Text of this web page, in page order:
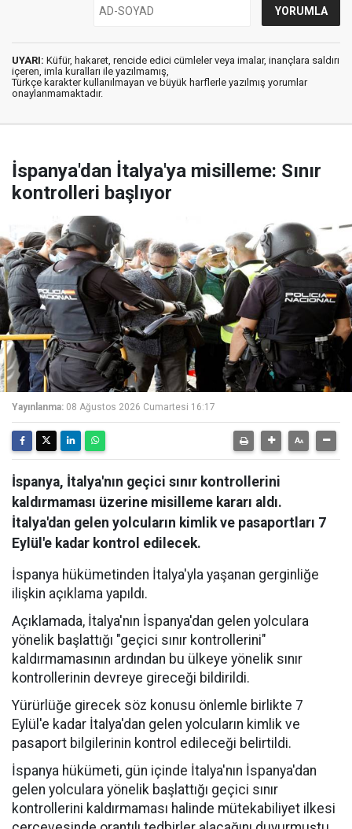
UYARI: Küfür, hakaret, rencide edici cümleler veya imalar, inançlara saldırı
içeren, imla kuralları ile yazılmamış,
Türkçe karakter kullanılmayan ve büyük harflerle yazılmış yorumlar
onaylanmamaktadır.
İspanya'dan İtalya'ya misilleme: Sınır
kontrolleri başlıyor
Yayınlanma: 08 Ağustos 2026 Cumartesi 16:17
İspanya, İtalya'nın geçici sınır kontrollerini
kaldırmaması üzerine misilleme kararı aldı.
İtalya'dan gelen yolcuların kimlik ve pasaportları 7
Eylül'e kadar kontrol edilecek.
İspanya hükümetinden İtalya'yla yaşanan gerginliğe
ilişkin açıklama yapıldı.
Açıklamada, İtalya'nın İspanya'dan gelen yolculara
yönelik başlattığı "geçici sınır kontrollerini"
kaldırmamasının ardından bu ülkeye yönelik sınır
kontrollerinin devreye gireceği bildirildi.
Yürürlüğe girecek söz konusu önlemle birlikte 7
Eylül'e kadar İtalya'dan gelen yolcuların kimlik ve
pasaport bilgilerinin kontrol edileceği belirtildi.
İspanya hükümeti, gün içinde İtalya'nın İspanya'dan
gelen yolculara yönelik başlattığı geçici sınır
kontrollerini kaldırmaması halinde mütekabiliyet ilkesi